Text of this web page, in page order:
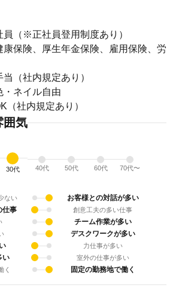
員（※正社員登用制度あり）
康保険、厚生年金保険、雇用保険、労
（社内規定あり）
・ネイル自由
（社内規定あり）
囲気
30代 40代 50代 60代 70代〜
ない
お客様との対話が多い
仕事
創意工夫の多い仕事
チーム作業が多い
デスクワークが多い
力仕事が多い
い
室外の仕事が多い
く
固定の勤務地で働く